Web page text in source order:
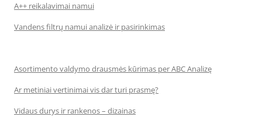
A++ reikalavimai namui
Vandens filtrų namui analizė ir pasirinkimas
Asortimento valdymo drausmės kūrimas per ABC Analizę
Ar metiniai vertinimai vis dar turi prasmę?
Vidaus durys ir rankenos – dizainas